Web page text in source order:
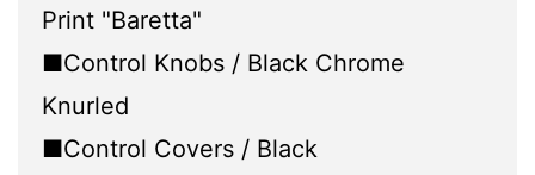
Print "Baretta"
■Control Knobs / Black Chrome
Knurled
■Control Covers / Black